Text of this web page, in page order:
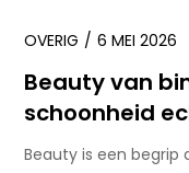
OVERIG 6 MEI 2026
Beauty van
schoonheid
Beauty is een begrip